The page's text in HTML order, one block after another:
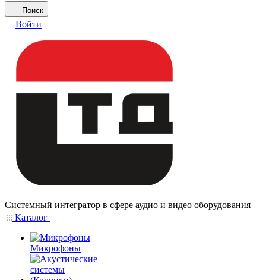
Поиск
Войти
Системный интегратор в сфере аудио и видео оборудования
Каталог
Микрофоны